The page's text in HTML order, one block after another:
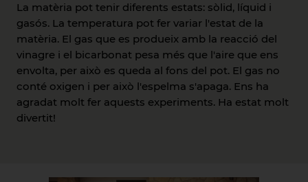
La matèria pot tenir diferents estats: sòlid, líquid i
gasós. La temperatura pot fer variar l'estat de la
matèria. El gas que es produeix amb la reacció del
vinagre i el bicarbonat pesa més que l'aire que ens
envolta, per això es queda al fons del pot. El gas no
conté oxigen i per això l'espelma s'apaga. Ens ha
agradat molt fer aquests experiments. Ha estat molt
divertit!